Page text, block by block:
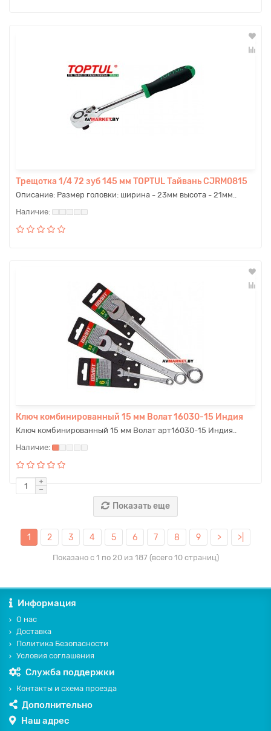
Трещотка 1/4 72 зуб 145 мм TOPTUL Тайвань CJRM0815
Описание: Размер головки: ширина - 23мм высота - 21мм..
Ключ комбинированный 15 мм Волат 16030-15 Индия
Ключ комбинированный 15 мм Волат арт16030-15 Индия..
Показать еще
1 2 3 4 5 6 7 8 9 > >|
Показано с 1 по 20 из 187 (всего 10 страниц)
Информация
О нас
Доставка
Политика Безопасности
Условия соглашения
Служба поддержки
Контакты и схема проезда
Дополнительно
Наш адрес